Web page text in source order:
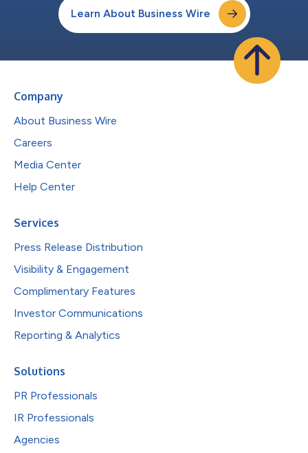
Learn About Business Wire
Company
About Business Wire
Careers
Media Center
Help Center
Services
Press Release Distribution
Visibility & Engagement
Complimentary Features
Investor Communications
Reporting & Analytics
Solutions
PR Professionals
IR Professionals
Agencies